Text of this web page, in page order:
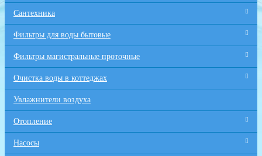
Сантехника
Фильтры для воды бытовые
Фильтры магистральные проточные
Очистка воды в коттеджах
Увлажнители воздуха
Отопление
Насосы